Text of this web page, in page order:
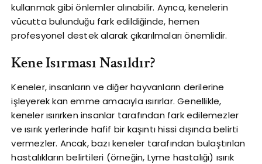
kullanmak gibi önlemler alınabilir. Ayrıca, kenelerin
vücutta bulunduğu fark edildiğinde, hemen
profesyonel destek alarak çıkarılmaları önemlidir.
Kene Isırması Nasıldır?
Keneler, insanların ve diğer hayvanların derilerine
işleyerek kan emme amacıyla ısırırlar. Genellikle,
keneler ısırırken insanlar tarafından fark edilemezler
ve ısırık yerlerinde hafif bir kaşıntı hissi dışında belirti
vermezler. Ancak, bazı keneler tarafından bulaştırılan
hastalıkların belirtileri (örneğin, Lyme hastalığı) ısırık